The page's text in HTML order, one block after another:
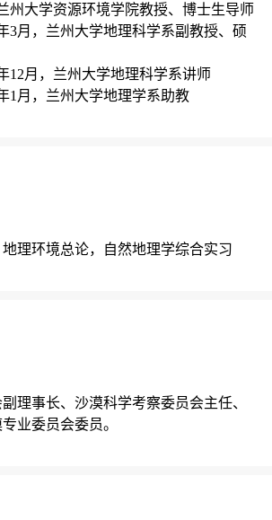
州大学资源环境学院教授、博士生导师
3月，兰州大学地理科学系副教授、硕
12月，兰州大学地理科学系讲师
理环境总论，自然地理学综合实习
理事长、沙漠科学考察委员会主任、
业委员会委员。